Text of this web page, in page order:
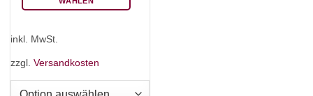
weist
mehrere
auf.
inkl. MwSt.
zzgl. Versandkosten